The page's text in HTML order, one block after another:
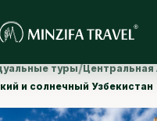
туры/Центральная
и солнечный Узбекистан